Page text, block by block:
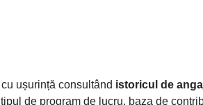
ușurință consultând istoricul de
de program de lucru, baza de